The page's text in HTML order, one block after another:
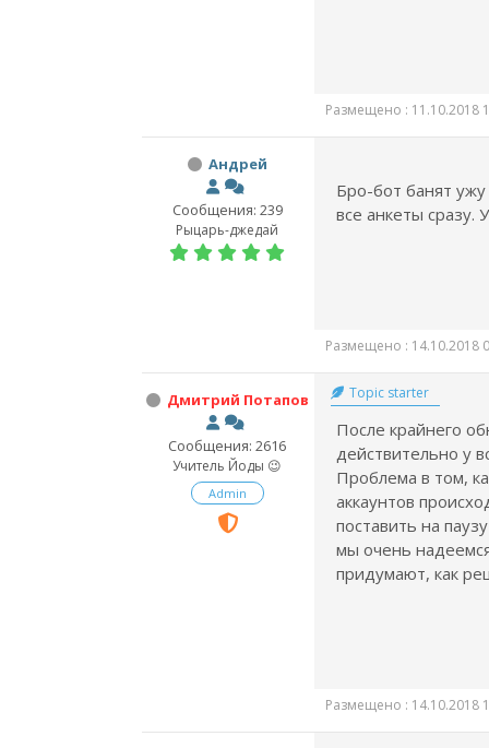
Размещено : 11.10.2018
Андрей
Сообщения: 239
Рыцарь-джедай
Бро-бот банят
все анкеты сразу.
Размещено : 14.10.2018
Дмитрий Потапов
Сообщения: 2616
Учитель Йоды 😉
Admin
Topic starter
После крайнего
действительно у
Проблема в том,
аккаунтов
поставить на
мы очень
придумают, как
Размещено : 14.10.2018